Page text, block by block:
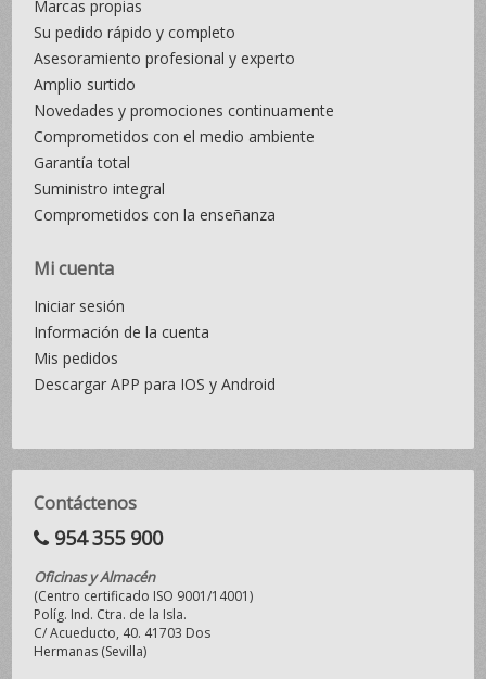
Marcas propias
Su pedido rápido y completo
Asesoramiento profesional y experto
Amplio surtido
Novedades y promociones continuamente
Comprometidos con el medio ambiente
Garantía total
Suministro integral
Comprometidos con la enseñanza
Mi cuenta
Iniciar sesión
Información de la cuenta
Mis pedidos
Descargar APP para IOS y Android
Contáctenos
954 355 900
Oficinas y Almacén
(Centro certificado ISO 9001/14001)
Políg. Ind. Ctra. de la Isla.
C/ Acueducto, 40. 41703 Dos
Hermanas (Sevilla)